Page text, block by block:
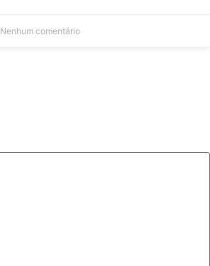
Nenhum comentário